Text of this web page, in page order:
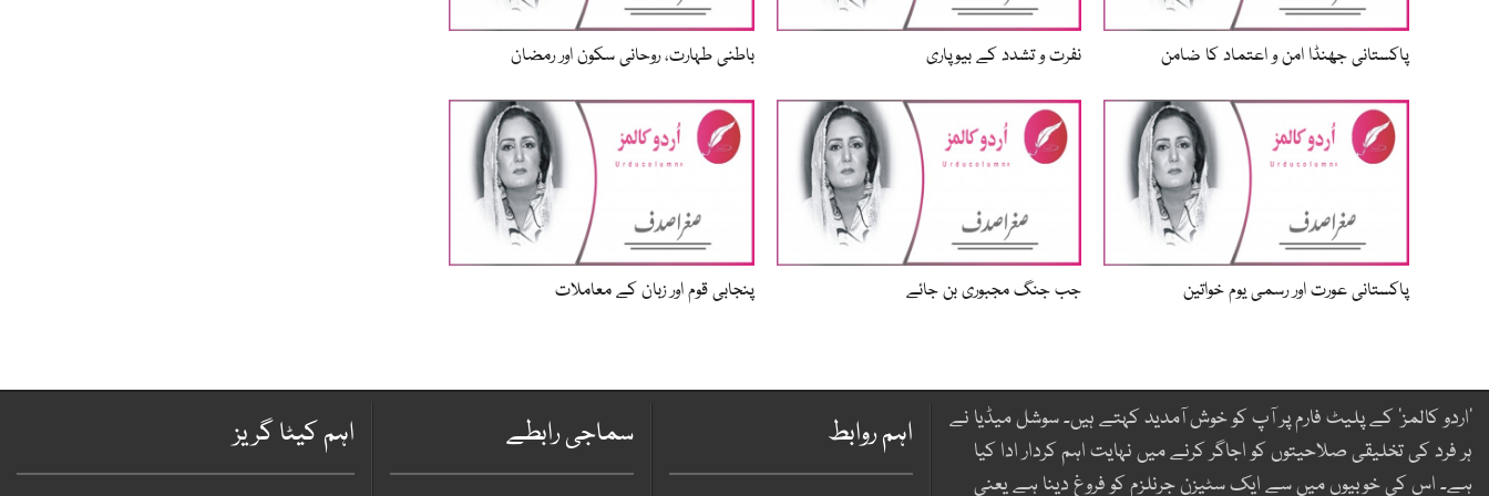
پاکستانی جھنڈا امن و اعتماد کا ضامن نفرت و تشدد کے بیوپاری باطنی طہارت، روحانی سکون اور رمضان
پاکستانی عورت اور رسمی یوم خواتین جب جنگ مجبوری بن جائے پنجابی قوم اور زبان کے معاملات
اہم کیٹا گریز سماجی رابطے اہم روابط
’اردو کالمز‘ کے پلیٹ فارم پر آپ کو خوش آمدید کہتے ہیں۔ سوشل میڈیا نے
ہر فرد کی تخلیقی صلاحیتوں کو اجاگر کرنے میں نہایت اہم کردار ادا کیا
ہے۔ اس کی خوبیوں میں سے ایک سٹیزن جرنلزم کو فروغ دینا ہے یعنی